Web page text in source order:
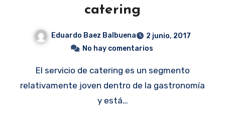
catering
Eduardo Baez Balbuena
2 junio, 2017
No hay comentarios
El servicio de catering es un segmento
relativamente joven dentro de la gastronomía
y está…